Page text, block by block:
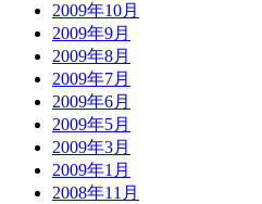
2009年10月
2009年9月
2009年8月
2009年7月
2009年6月
2009年5月
2009年3月
2009年1月
2008年11月